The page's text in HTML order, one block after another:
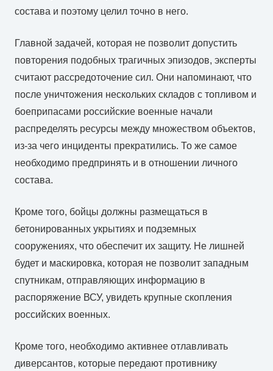
состава и поэтому целил точно в него.
Главной задачей, которая не позволит допустить
повторения подобных трагичных эпизодов, эксперты
считают рассредоточение сил. Они напоминают, что
после уничтожения нескольких складов с топливом и
боеприпасами российские военные начали
распределять ресурсы между множеством объектов,
из-за чего инциденты прекратились. То же самое
необходимо предпринять и в отношении личного
состава.
Кроме того, бойцы должны размещаться в
бетонированных укрытиях и подземных
сооружениях, что обеспечит их защиту. Не лишней
будет и маскировка, которая не позволит западным
спутникам, отправляющих информацию в
распоряжение ВСУ, увидеть крупные скопления
российских военных.
Кроме того, необходимо активнее отлавливать
диверсантов, которые передают противнику